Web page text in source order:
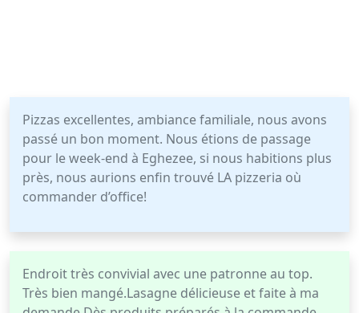
Pizzas excellentes, ambiance familiale, nous avons
passé un bon moment. Nous étions de passage
pour le week-end à Eghezee, si nous habitions plus
près, nous aurions enfin trouvé LA pizzeria où
commander d’office!
Endroit très convivial avec une patronne au top.
Très bien mangé.Lasagne délicieuse et faite à ma